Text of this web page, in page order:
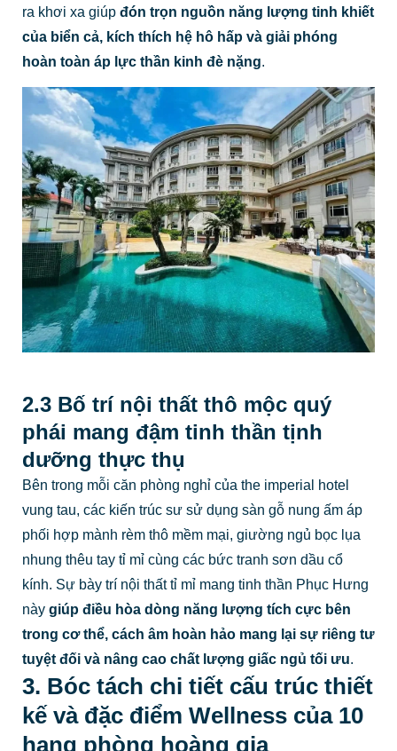
ra khơi xa giúp đón trọn nguồn năng lượng tinh khiết
của biển cả, kích thích hệ hô hấp và giải phóng
hoàn toàn áp lực thần kinh đè nặng.
2.3 Bố trí nội thất thô mộc quý
phái mang đậm tinh thần tịnh
dưỡng thực thụ
Bên trong mỗi căn phòng nghỉ của the imperial hotel
vung tau, các kiến trúc sư sử dụng sàn gỗ nung ấm áp
phối hợp mành rèm thô mềm mại, giường ngủ bọc lụa
nhung thêu tay tỉ mỉ cùng các bức tranh sơn dầu cổ
kính. Sự bày trí nội thất tỉ mỉ mang tinh thần Phục Hưng
này giúp điều hòa dòng năng lượng tích cực bên
trong cơ thể, cách âm hoàn hảo mang lại sự riêng tư
tuyệt đối và nâng cao chất lượng giấc ngủ tối ưu.
3. Bóc tách chi tiết cấu trúc thiết
kế và đặc điểm Wellness của 10
hạng phòng hoàng gia